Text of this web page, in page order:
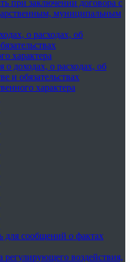
при заключении договора с
муниципальным
о расходах, об
характера
о доходах, о расходах, об
и обязательствах
характера
для сообщений о фактах
регулирующего воздействия,